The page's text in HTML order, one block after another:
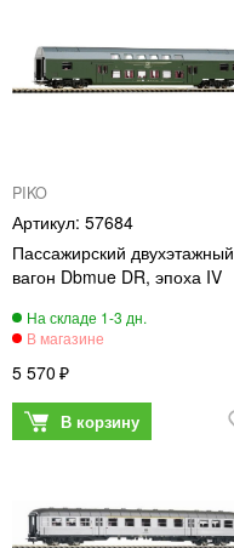
PIKO
57684
Пассажирский двухэтажный
вагон Dbmue DR, эпоха IV
5 570